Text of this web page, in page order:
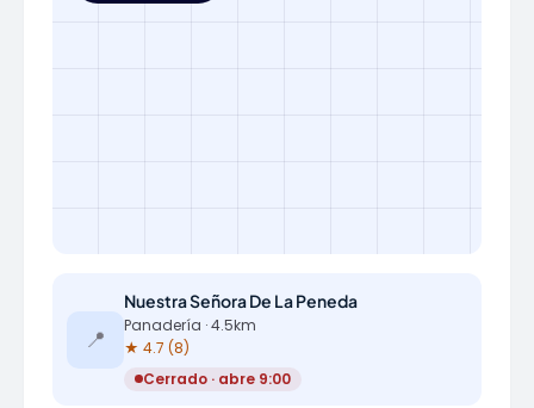
📍
Nuestra Señora De La Peneda
Panadería · 4.5km
★ 4.7 (8)
Cerrado · abre 9:00